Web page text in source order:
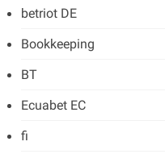
betriot DE
Bookkeeping
BT
Ecuabet EC
fi